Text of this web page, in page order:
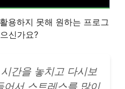
용하지 못해 원하는 프로그
신가요?
간을 놓치고 다시보
어서 스트레스를 많이